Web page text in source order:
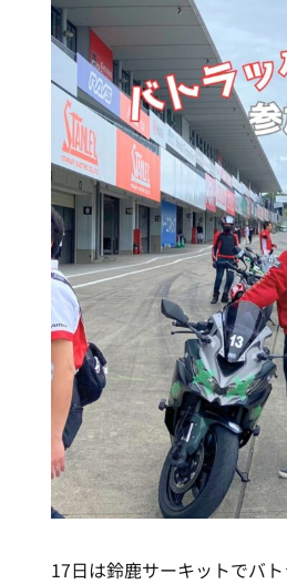
17日は鈴鹿サーキットでバ